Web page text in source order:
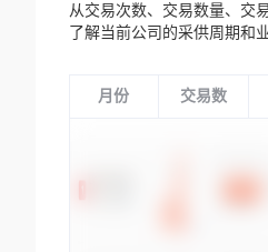
从交易次数、交易数量、交
了解当前公司的采供周期和
月份 交易数